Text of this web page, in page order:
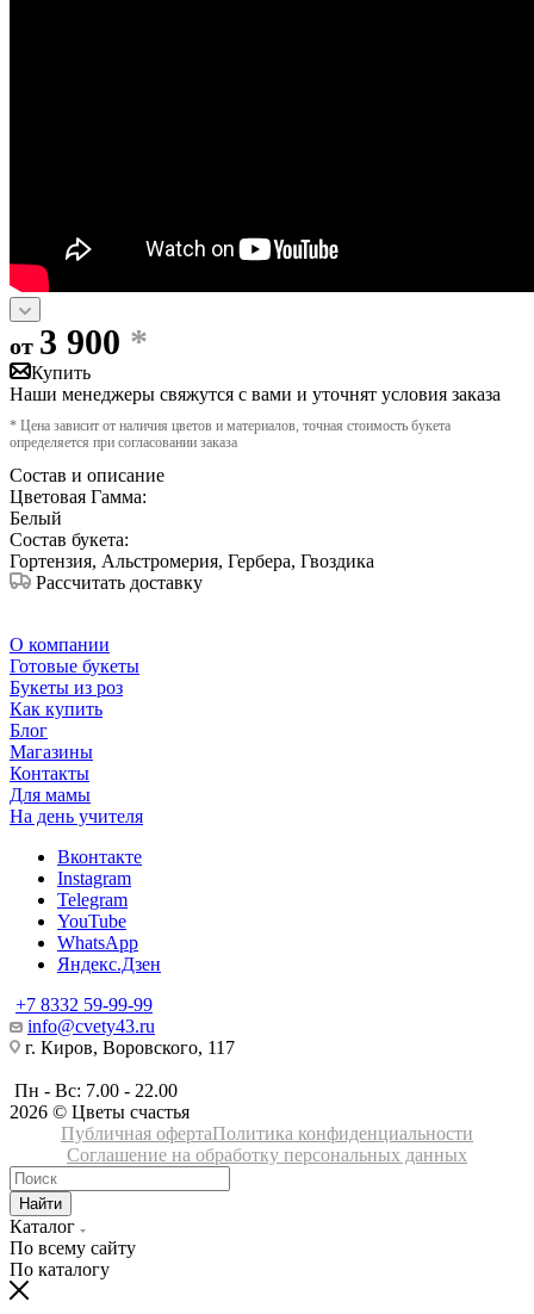
от 3 900 *
Купить
Наши менеджеры свяжутся с вами и уточнят условия заказа
* Цена зависит от наличия цветов и материалов, точная стоимость букета
определяется при согласовании заказа
Состав и описание
Цветовая Гамма:
Белый
Состав букета:
Гортензия, Альстромерия, Гербера, Гвоздика
Рассчитать доставку
О компании
Готовые букеты
Букеты из роз
Как купить
Блог
Магазины
Контакты
Для мамы
На день учителя
Вконтакте
Instagram
Telegram
YouTube
WhatsApp
Яндекс.Дзен
+7 8332 59-99-99
info@cvety43.ru
г. Киров, Воровского, 117
Пн - Вс: 7.00 - 22.00
2026 © Цветы счастья
Публичная офертаПолитика конфиденциальности
Соглашение на обработку персональных данных
Найти
Каталог
По всему сайту
По каталогу